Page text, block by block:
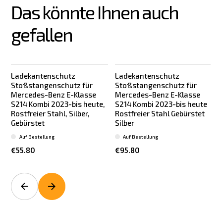
Das könnte Ihnen auch
gefallen
Ladekantenschutz
Stoßstangenschutz für
Mercedes-Benz E-Klasse
S214 Kombi 2023-bis heute,
Rostfreier Stahl, Silber,
Gebürstet
€55.80
Auf Bestellung
Ladekantenschutz
Stoßstangenschutz für
Mercedes-Benz E-Klasse
S214 Kombi 2023-bis heute
Rostfreier Stahl Gebürstet
Silber
€95.80
Auf Bestellung